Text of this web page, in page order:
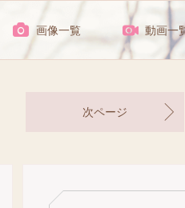
画像一覧 動画一
次ページ